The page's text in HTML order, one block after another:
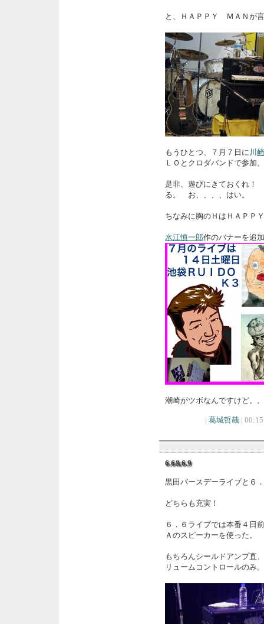
と、ＨＡＰＰＹ ＭＡＮ
もうひとつ、７月７日に 川
ＬＯとクロダバンドで参
是非、遊びにきておくれ
る。 お、、、、はい。
ちなみに胸のＨはＨＡＰＰ
水江慎一郎作のバナーを追
潮崎がツボなんですけど。
| 葛城哲哉|
6.6&6.9
黒田バースデーライブと６
どちらも充実！
６．６ライブでは本番４
Ａのスピーカーを使った。
もちろんシールドアンプ直
リュームコントロールのみ。